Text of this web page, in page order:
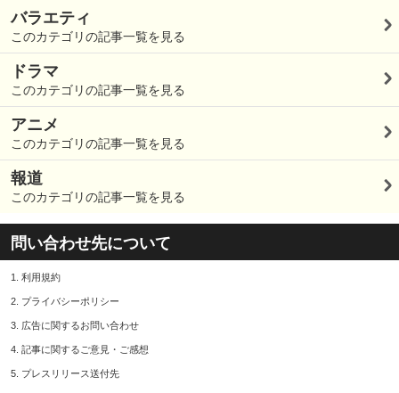
バラエティ
このカテゴリの記事一覧を見る
ドラマ
このカテゴリの記事一覧を見る
アニメ
このカテゴリの記事一覧を見る
報道
このカテゴリの記事一覧を見る
問い合わせ先について
1. 利用規約
2. プライバシーポリシー
3. 広告に関するお問い合わせ
4. 記事に関するご意見・ご感想
5. プレスリリース送付先